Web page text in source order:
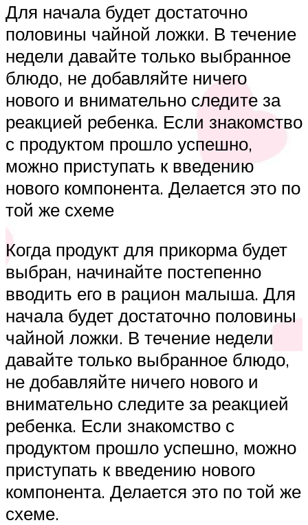
Для начала будет достаточно
половины чайной ложки. В течение
недели давайте только выбранное
блюдо, не добавляйте ничего
нового и внимательно следите за
реакцией ребенка. Если знакомство
с продуктом прошло успешно,
можно приступать к введению
нового компонента. Делается это по
той же схеме
Когда продукт для прикорма будет
выбран, начинайте постепенно
вводить его в рацион малыша. Для
начала будет достаточно половины
чайной ложки. В течение недели
давайте только выбранное блюдо,
не добавляйте ничего нового и
внимательно следите за реакцией
ребенка. Если знакомство с
продуктом прошло успешно, можно
приступать к введению нового
компонента. Делается это по той же
схеме.